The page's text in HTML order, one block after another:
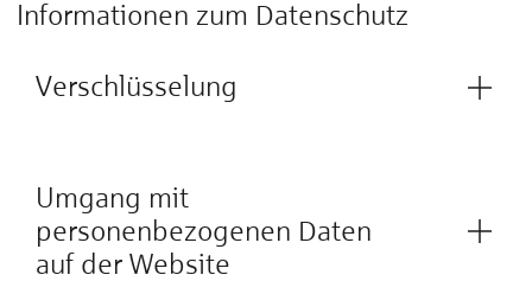
Informationen zum Datenschutz
Verschlüsselung
Umgang mit
personenbezogenen Daten
auf der Website